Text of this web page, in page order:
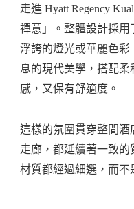
走進 Hyatt Regency
禪意」。整體設計採用
浮誇的燈光或華麗色
息的現代美學，搭配
感，又保有舒適度。
這樣的氛圍貫穿整間酒
走廊，都延續著一致
材質都經過細選，而不